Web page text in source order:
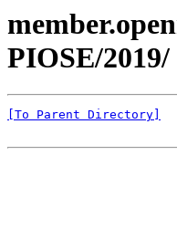
PIOSE/2019/
[To Parent Directory]